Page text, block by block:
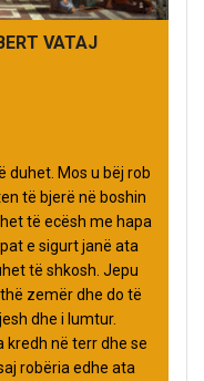
VATAJ
duhet. Mos u bëj rob
të bjerë në boshin
të ecësh me hapa
e sigurt janë ata
të shkosh. Jepu
zemër dhe do të
dhe i lumtur.
kredh në terr dhe se
robëria edhe ata